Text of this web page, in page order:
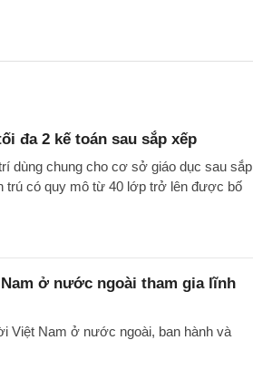
đa 2 kế toán sau sắp xếp
dùng chung cho cơ sở giáo dục sau sắp
trú có quy mô từ 40 lớp trở lên được bố
ở nước ngoài tham gia lĩnh
Việt Nam ở nước ngoài, ban hành và